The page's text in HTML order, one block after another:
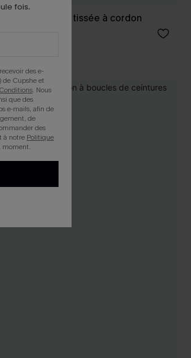
courte rayée tissée à cordon
fois.
des e-
Cupshe et
. Nous
que des
e-mails, afin de
de
des
à notre Politique
moment.